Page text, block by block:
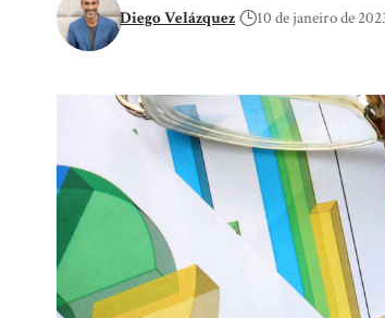
Diego Velázquez 10 de janeiro de